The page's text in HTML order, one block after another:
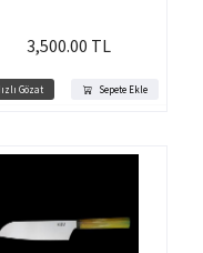
Gözat Sepete Ekle
3,500.00 TL